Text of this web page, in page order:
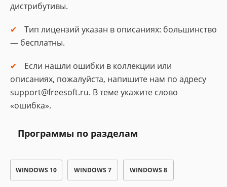
дистрибутивы.
Тип лицензий указан в описаниях: большинство
— бесплатны.
Если нашли ошибки в коллекции или
описаниях, пожалуйста, напишите нам по адресу
support@freesoft.ru. В теме укажите слово
«ошибка».
Программы по разделам
WINDOWS 10 WINDOWS 7 WINDOWS 8